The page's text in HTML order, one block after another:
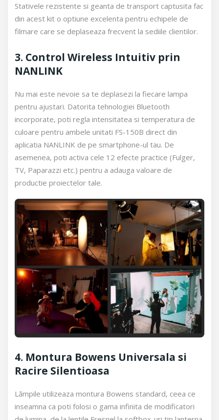
Stativele rezistente si geanta de transport captusita fac
din acest kit o optiune excelenta pentru echipele de
filmare care se deplaseaza frecvent la sediile clientilor.
3. Control Wireless Intuitiv prin
NANLINK
Nu mai este nevoie sa te deplasezi la fiecare lampa
pentru ajustari. Datorita tehnologiei Bluetooth
incorporate, poti regla intensitatea si temperatura de
culoare pentru ambele unitati FS-150B direct din
aplicatia NANLINK de pe smartphone-ul tau. De
asemenea, poti activa cele 12 efecte practice (Fulger,
TV, Paparazzi etc.) pentru a adauga valoare de
productie proiectelor tale.
4. Montura Bowens Universala si
Racire Silentioasa
Lămpile utilizeaza montura Bowens standard, ceea ce
inseamna ca poti folosi o gama infinita de modificatori